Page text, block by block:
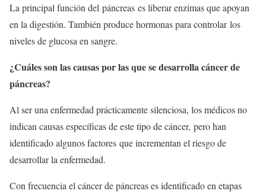
La principal función del páncreas es liberar enzimas que apoyan
en la digestión. También produce hormonas para controlar los
niveles de glucosa en sangre.
¿Cuáles son las causas por las que se desarrolla cáncer de
páncreas?
Al ser una enfermedad prácticamente silenciosa, los médicos no
indican causas específicas de este tipo de cáncer, pero han
identificado algunos factores que incrementan el riesgo de
desarrollar la enfermedad.
Con frecuencia el cáncer de páncreas es identificado en etapas